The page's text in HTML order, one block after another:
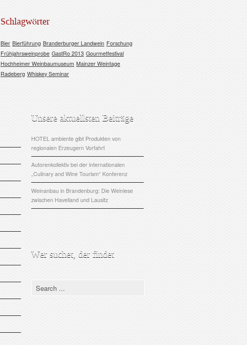
Schlagwörter
Bier Bierführung Branderburger Landwein Forschung
Frühjahrsweinprobe GastRo 2013 Gourmetfestival
Hochheimer Weinbaumuseum Mainzer Weintage
Radeberg Whiskey Seminar
Unsere aktuellsten Beiträge
HOTEL ambiente gibt Produkten von
regionalen Erzeugern Vorfahrt
Autorenkollektiv bei der internationalen
„Culinary and Wine Tourism“ Konferenz
Weinanbau in Brandenburg: Die Weinlese
zwischen Havelland und Lausitz
Wer suchet, der findet